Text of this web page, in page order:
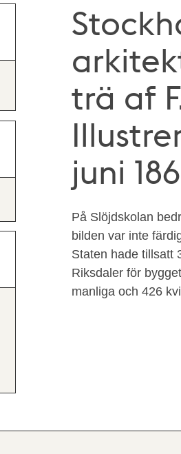
trä af
juni
På Slöjdskolan
bilden var inte
Staten hade tillsatt
Riksdaler för
manliga och 426